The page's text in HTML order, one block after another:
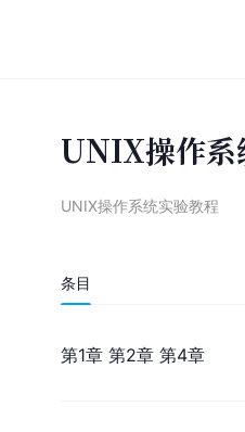
UNIX操作系
UNIX操作系统实验教程
条目
第1章 第2章 第4章